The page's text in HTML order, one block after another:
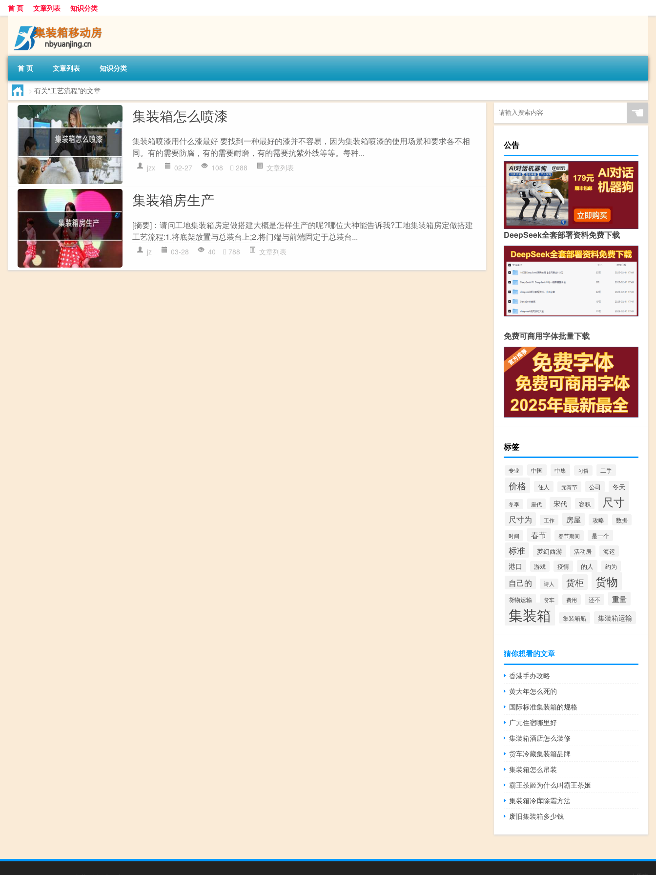
首 页 文章列表 知识分类
首 页 文章列表 知识分类
> 有关“工艺流程”的文章
集装箱怎么喷漆
集装箱喷漆用什么漆最好 要找到一种最好的漆并不容易，因为集装箱喷漆的使用场景和要求各不相
同。有的需要防腐，有的需要耐磨，有的需要抗紫外线等等。每种...
jzx 02-27 108 288 文章列表
集装箱房生产
[摘要]：请问工地集装箱房定做搭建大概是怎样生产的呢?哪位大神能告诉我?工地集装箱房定做搭建
工艺流程:1.将底架放置与总装台上;2.将门端与前端固定于总装台...
jz 03-28 40 788 文章列表
☚
公告
DeepSeek全套部署资料免费下载
免费可商用字体批量下载
标签
专业 中国 中集 习俗 二手
价格 住人 元宵节 公司 冬天
冬季 唐代 宋代 容积 尺寸
尺寸为 工作 房屋 攻略 数据
时间 春节 春节期间 是一个
标准 梦幻西游 活动房 海运
港口 游戏 疫情 的人 约为
自己的 诗人 货柜 货物
货物运输 货车 费用 还不 重量
集装箱 集装箱船 集装箱运输
猜你想看的文章
香港手办攻略
黄大年怎么死的
国际标准集装箱的规格
广元住宿哪里好
集装箱酒店怎么装修
货车冷藏集装箱品牌
集装箱怎么吊装
霸王茶姬为什么叫霸王茶姬
集装箱冷库除霜方法
废旧集装箱多少钱